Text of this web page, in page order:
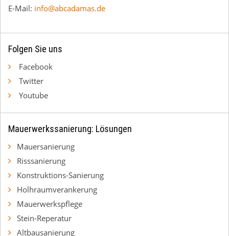
E-Mail: info@abcadamas.de
Folgen Sie uns
Facebook
Twitter
Youtube
Mauerwerkssanierung: Lösungen
Mauersanierung
Risssanierung
Konstruktions-Sanierung
Holhraumverankerung
Mauerwerkspflege
Stein-Reperatur
Altbausanierung